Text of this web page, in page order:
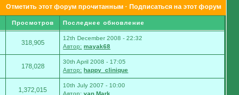
Отметить этот форум прочитанным· Подписаться на этот форум
Просмотров Последнее обновление
318,905
12th December 2008 - 22:32
Автор: mayak68
178,028
30th April 2008 - 17:05
Автор: happy_clinique
1,372,015
10th July 2007 - 10:00
Автор: van Mark